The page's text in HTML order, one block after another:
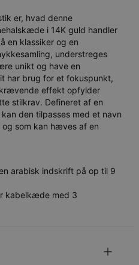
er, hvad denne
i 14K guld handler
en klassiker og en
understreges
unikt og have en
har brug for et fokuspunkt,
effekt opfylder
stilkrav. Defineret af en
den tilpasses med et navn
som kan hæves af en
arabisk indskrift på op til 9
kabelkæde med 3